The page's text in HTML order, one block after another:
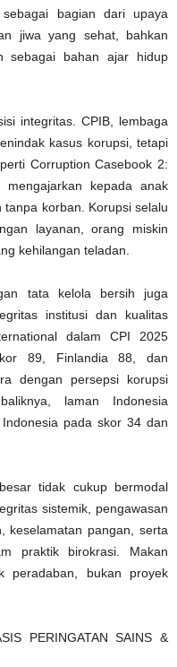
bagian dari upaya
jiwa yang sehat, bahkan
sebagai bahan ajar hidup
integritas. CPIB, lembaga
kasus korupsi, tetapi
Corruption Casebook 2:
kepada anak
korban. Korupsi selalu
layanan, orang miskin
kehilangan teladan.
tata kelola bersih juga
institusi dan kualitas
dalam CPI 2025
89, Finlandia 88, dan
dengan persepsi korupsi
laman Indonesia
pada skor 34 dan
tidak cukup bermodal
sistemik, pengawasan
keselamatan pangan, serta
praktik birokrasi. Makan
peradaban, bukan proyek
PERINGATAN SAINS &